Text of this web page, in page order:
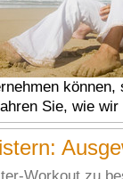
Sie, wie